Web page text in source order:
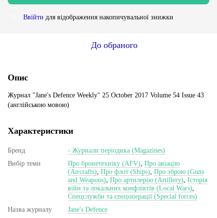
Ввійти для відображення накопичувальної знижки
До обраного
Опис
Журнал "Jane's Defence Weekly" 25 October 2017 Volume 54 Issue 43
(англійською мовою)
Характеристики
Бренд
- Журнали періодика (Magazines)
Вибір теми
Про бронетехніку (AFV) Про авіацію
(Aircrafts) Про флот (Ships) Про зброю (Guns
and Weapons) Про артилерію (Artillery) Історія
війн та локальних конфліктів (Local Wars)
Спецслужби та спецоперації (Special forces)
Назва журналу
Jane's Defence